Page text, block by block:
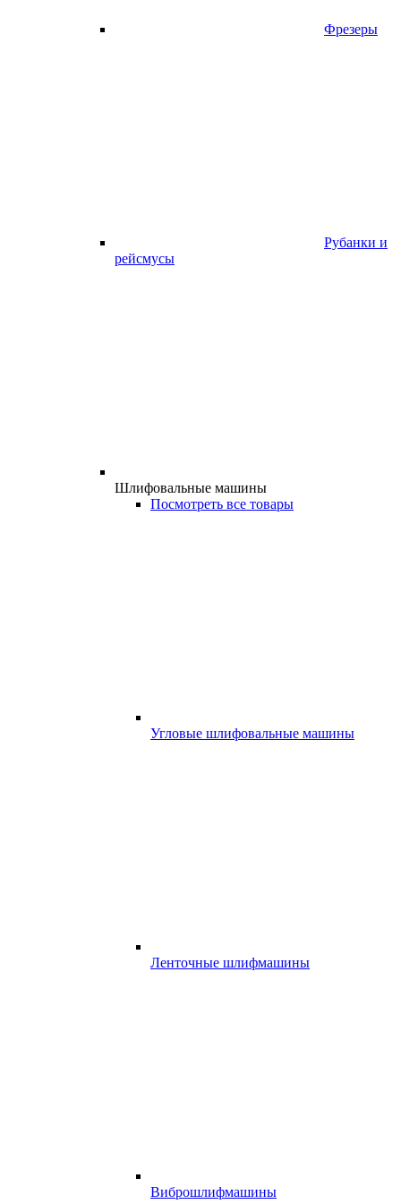
Фрезеры
Рубанки и
рейсмусы
Шлифовальные машины
Посмотреть все товары
Угловые шлифовальные машины
Ленточные шлифмашины
Виброшлифмашины